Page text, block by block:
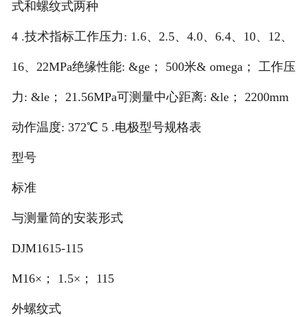
式和螺纹式两种
4 .技术指标工作压力: 1.6、2.5、4.0、6.4、10、12、
16、22MPa绝缘性能: &ge； 500米& omega； 工作压
力: &le； 21.56MPa可测量中心距离: &le； 2200mm
动作温度: 372℃ 5 .电极型号规格表
型号
标准
与测量筒的安装形式
DJM1615-115
M16×； 1.5×； 115
外螺纹式